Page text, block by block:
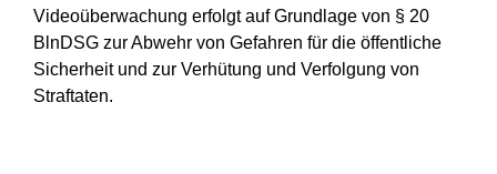
Videoüberwachung erfolgt auf Grundlage von § 20
BlnDSG zur Abwehr von Gefahren für die öffentliche
Sicherheit und zur Verhütung und Verfolgung von
Straftaten.